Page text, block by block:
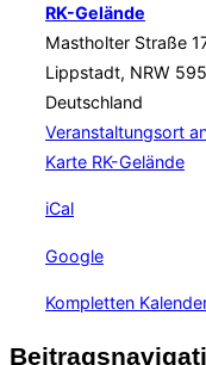
RK-Gelände
Mastholter Straße
Lippstadt, NRW
Deutschland
Veranstaltungsort
Karte RK-Gelände
iCal
Google
Kompletten